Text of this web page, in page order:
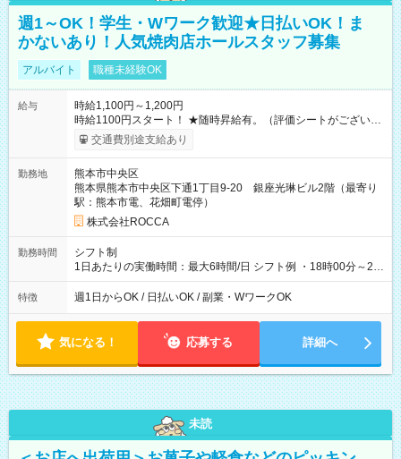
週1～OK！学生・Wワーク歓迎★日払いOK！ま
かないあり！人気焼肉店ホールスタッフ募集
アルバイト 職種未経験OK
給与
時給1,100円～1,200円
時給1100円スタート！ ★随時昇給有。（評価シートがございま
す）詳しくは面接にて。 【試用期間】試用期間あり 試用期間の
長さ：3週間 ※ 雇用形態と給与に、本採用時と異なる部分があ
以上 ■研修期間(30時間) ※個人によって変動あり ※22時以降：
時給1.25倍
交通費別途支給あり
勤務地
熊本市中央区
熊本県熊本市中央区下通1丁目9-20 銀座光琳ビル2階（最寄り
駅：熊本市電、花畑町電停）
株式会社ROCCA
勤務時間
シフト制
1日あたりの実働時間：最大6時間/日 シフト例 ・18時00分～21
時00分 ・18時00分～22時00分 ・19時00分～21時00分
特徴 週1日からOK / 日払いOK / 副業・WワークOK
気になる！ 応募する 詳細へ
未読